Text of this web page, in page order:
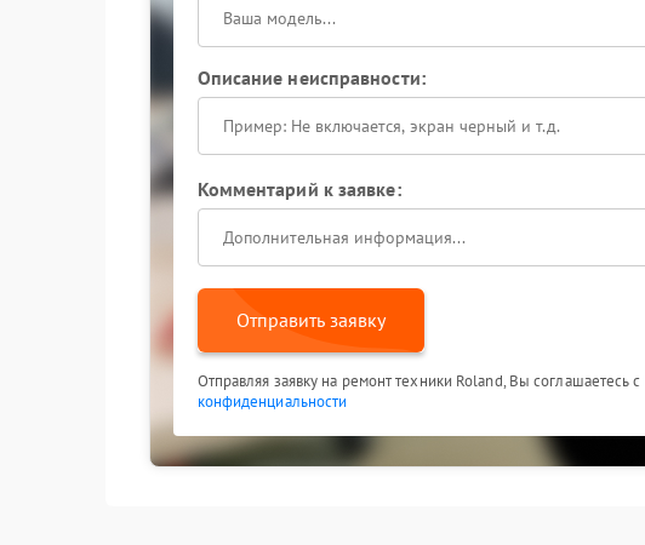
Описание неисправности:
Комментарий к заявке:
Отправить заявку
Отправляя заявку на ремонт техники Roland, Вы соглашаетесь с
конфиденциальности